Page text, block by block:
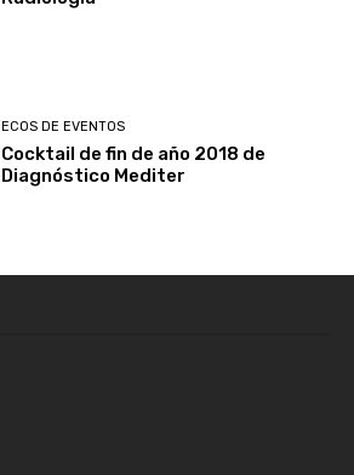
ECOS DE EVENTOS
Cocktail de fin de año 2018 de
Diagnóstico Mediter